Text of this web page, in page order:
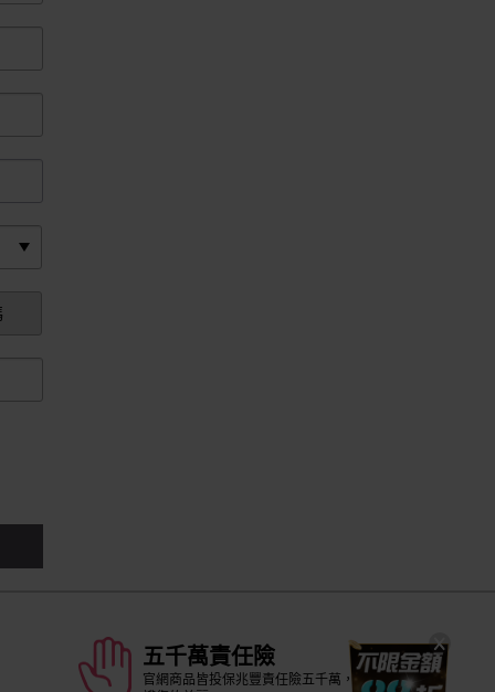
五千萬責任險
官網商品皆投保兆豐責任險五千萬，安全守